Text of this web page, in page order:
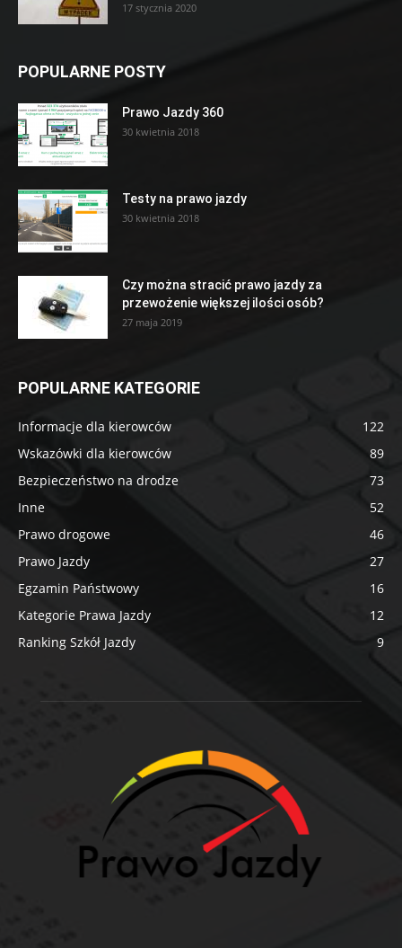
17 stycznia 2020
POPULARNE POSTY
Prawo Jazdy 360
30 kwietnia 2018
Testy na prawo jazdy
30 kwietnia 2018
Czy można stracić prawo jazdy za
przewożenie większej ilości osób?
27 maja 2019
POPULARNE KATEGORIE
Informacje dla kierowców
122
Wskazówki dla kierowców
89
Bezpieczeństwo na drodze
73
Inne
52
Prawo drogowe
46
Prawo Jazdy
27
Egzamin Państwowy
16
Kategorie Prawa Jazdy
12
Ranking Szkół Jazdy
9